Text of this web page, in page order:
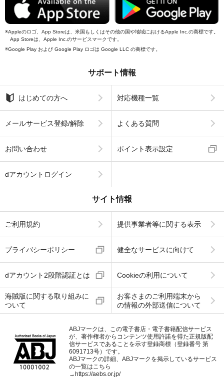
Appleのロゴ、App Storeは、米国もしくはその他の国や地域におけるApple Inc.の商標です。
App Storeは、Apple Inc.のサービスマークです。
Google Play および Google Play ロゴは Google LLC の商標です。
サポート情報
はじめての方へ 対応機種一覧
メールサービス登録/解除 よくある質問
お問い合わせ ポイント表示設定
dアカウントログイン
サイト情報
ご利用規約 提供事業者等に関する表示
プライバシーポリシー 健全なサービスに向けて
dアカウント2段階認証とは Cookieの利用について
海賊版に関する取り組みに
ついて
お客さまのご利用端末から
の情報の外部送信について
ABJマークは、この電子書店・電子書籍配信サービス
が、著作権者からコンテンツ使用許諾を得た正規版配
信サービスであることを示す登録商標（登録番号 第
6091713号）です。
ABJマークの詳細、ABJマークを掲示しているサービス
の一覧はこちら
→https://aebs.or.jp/